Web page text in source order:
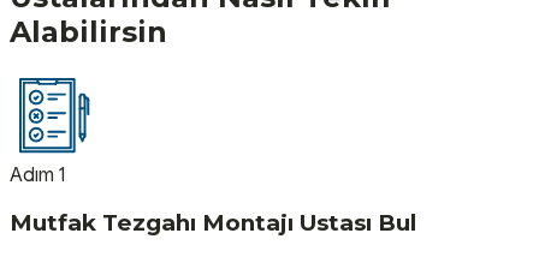
Alabilirsin
Adım 1
Mutfak Tezgahı Montajı Ustası Bul